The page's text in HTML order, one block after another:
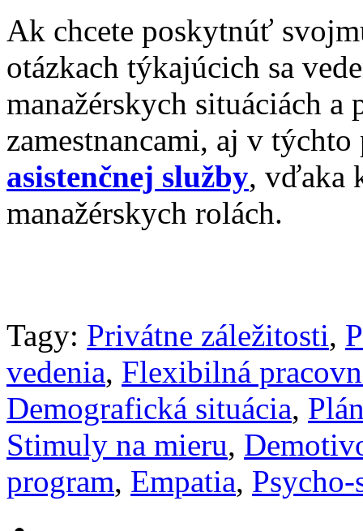
Ak chcete poskytnúť
otázkach týkajúcich sa
manažérskych situáciách
zamestnancami, aj v
asistenčnej služby, vďaka
manažérskych rolách.
Tagy: Privátne záležitosti,
vedenia, Flexibilná
Demografická situácia,
Stimuly na mieru,
program, Empatia,